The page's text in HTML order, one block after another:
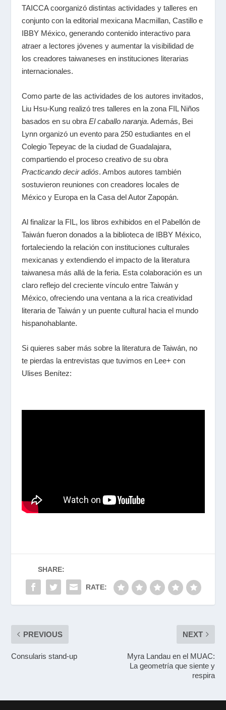
TAICCA coorganizó distintas actividades y talleres en
conjunto con la editorial mexicana Macmillan, Castillo e
IBBY México, generando contenido interactivo para
atraer a lectores jóvenes y aumentar la visibilidad de
los creadores taiwaneses en instituciones literarias
internacionales.
Como parte de las actividades de los autores invitados,
Liu Hsu-Kung realizó tres talleres en la zona FIL Niños
basados en su obra El caballo naranja. Además, Bei
Lynn organizó un evento para 250 estudiantes en el
Colegio Tepeyac de la ciudad de Guadalajara,
compartiendo el proceso creativo de su obra
Practicando decir adiós. Ambos autores también
sostuvieron reuniones con creadores locales de
México y Europa en la Casa del Autor Zapopán.
Al finalizar la FIL, los libros exhibidos en el Pabellón de
Taiwán fueron donados a la biblioteca de IBBY México,
fortaleciendo la relación con instituciones culturales
mexicanas y extendiendo el impacto de la literatura
taiwanesa más allá de la feria. Esta colaboración es un
claro reflejo del creciente vínculo entre Taiwán y
México, ofreciendo una ventana a la rica creatividad
literaria de Taiwán y un puente cultural hacia el mundo
hispanohablante.
Si quieres saber más sobre la literatura de Taiwán, no
te pierdas la entrevistas que tuvimos en Lee+ con
Ulises Benítez:
SHARE:
RATE:
PREVIOUS
Consularis stand-up
NEXT
Myra Landau en el MUAC:
La geometría que siente y
respira